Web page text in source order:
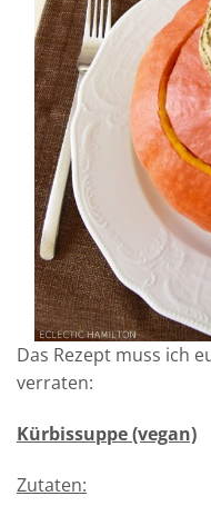
Das Rezept muss ich
verraten:
Kürbissuppe (vegan)
Zutaten: